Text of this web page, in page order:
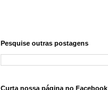
Pesquise outras postagens
Curta nossa página no Facebook